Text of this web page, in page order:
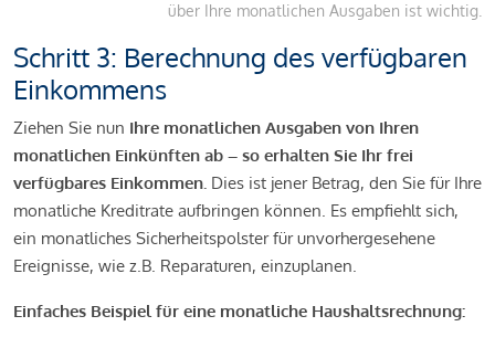
über Ihre monatlichen Ausgaben ist wichtig.
Schritt 3: Berechnung des verfügbaren
Einkommens
Ziehen Sie nun Ihre monatlichen Ausgaben von Ihren
monatlichen Einkünften ab – so erhalten Sie Ihr frei
verfügbares Einkommen. Dies ist jener Betrag, den Sie für Ihre
monatliche Kreditrate aufbringen können. Es empfiehlt sich,
ein monatliches Sicherheitspolster für unvorhergesehene
Ereignisse, wie z.B. Reparaturen, einzuplanen.
Einfaches Beispiel für eine monatliche Haushaltsrechnung: